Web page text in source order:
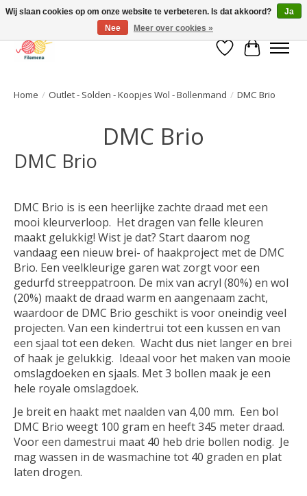
Verlanglijst
Home / Outlet - Solden - Koopjes Wol - Bollenmand / DMC Brio
DMC Brio
DMC Brio
DMC Brio is is een heerlijke zachte draad met een
mooi kleurverloop. Het dragen van felle kleuren
maakt gelukkig! Wist je dat? Start daarom nog
vandaag een nieuw brei- of haakproject met de DMC
Brio. Een veelkleurige garen wat zorgt voor een
gedurfd streeppatroon. De mix van acryl (80%) en wol
(20%) maakt de draad warm en aangenaam zacht,
waardoor de DMC Brio geschikt is voor oneindig veel
projecten. Van een kindertrui tot een kussen en van
een sjaal tot een deken. Wacht dus niet langer en brei
of haak je gelukkig. Ideaal voor het maken van mooie
omslagdoeken en sjaals. Met 3 bollen maak je een
hele royale omslagdoek.
Je breit en haakt met naalden van 4,00 mm. Een bol
DMC Brio weegt 100 gram en heeft 345 meter draad.
Voor een damestrui maat 40 heb drie bollen nodig. Je
mag wassen in de wasmachine tot 40 graden en plat
laten drogen.
Wij slaan cookies op om onze website te verbeteren. Is dat akkoord?
Ja
Nee
Meer over cookies »